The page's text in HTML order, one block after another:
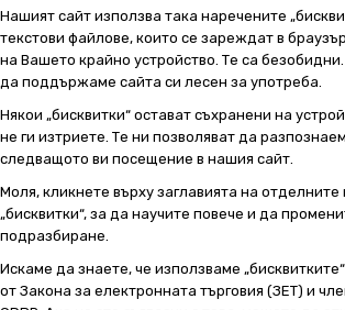
Нашият сайт използва така наречените
текстови файлове, които се зареждат в
на Вашето крайно устройство. Те са
да поддържаме сайта си лесен за употреба.
Някои „бисквитки“ остават съхранени на
не ги изтриете. Те ни позволяват да
следващото ви посещение в нашия сайт.
Моля, кликнете върху заглавията на отделните
„бисквитки“, за да научите повече и да
подразбиране.
Искаме да знаете, че използваме
от Закона за електронната търговия (ЗЕТ) и